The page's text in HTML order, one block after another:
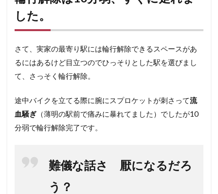
した。
さて、実家の最寄り駅には輪行解除できるスペースがあ
るにはあるけど目立つのでひっそりとした駅を選びまし
て、さっそく輪行解除。
途中バイクを立てる際に腕にスプロケットが刺さって流
血騒ぎ （薄明の駅前で痛みに暴れてました）でしたが10
分弱で輪行解除完了です。
難儀な話さ 厭になるだろ
う？